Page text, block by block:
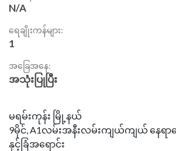
N/A
ရေချိုးကန်များ:
1
အခြေအနေ:
အသုံးပြုပြီး
မရမ်းကုန်း မြို့နယ်
9မိုင်, A1လမ်းအနီးလမ်းကျယ်ကျယ် နေရာ
နှင့်ခြံအရောင်း